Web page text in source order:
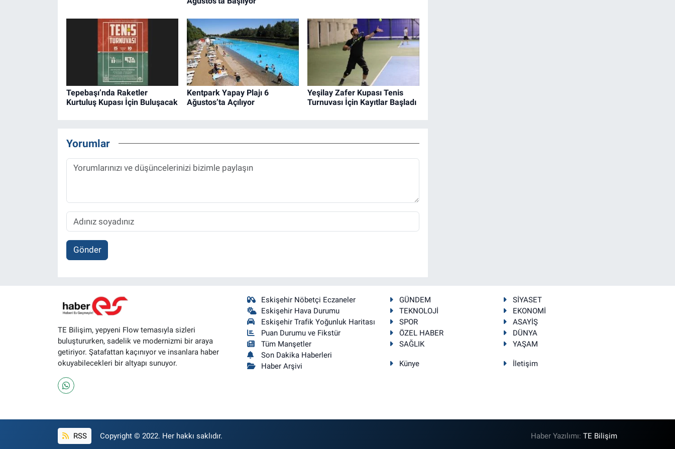
Tepebaşı’nda Raketler
Kurtuluş Kupası İçin Buluşacak
Kentpark Yapay Plajı 6
Ağustos’ta Açılıyor
Yeşilay Zafer Kupası Tenis
Turnuvası İçin Kayıtlar Başladı
Yorumlar
Gönder
TE Bilişim, yepyeni Flow temasıyla sizleri
buluştururken, sadelik ve modernizmi bir araya
getiriyor. Şatafattan kaçınıyor ve insanlara haber
okuyabilecekleri bir altyapı sunuyor.
Eskişehir Nöbetçi Eczaneler
Eskişehir Hava Durumu
Eskişehir Trafik Yoğunluk Haritası
Puan Durumu ve Fikstür
Tüm Manşetler
Son Dakika Haberleri
Haber Arşivi
GÜNDEM
SİYASET
TEKNOLOJİ
EKONOMİ
SPOR
ASAYİŞ
ÖZEL HABER
DÜNYA
SAĞLIK
YAŞAM
Künye İletişim
RSS Copyright © 2022. Her hakkı saklıdır. Haber Yazılımı:TE Bilişim